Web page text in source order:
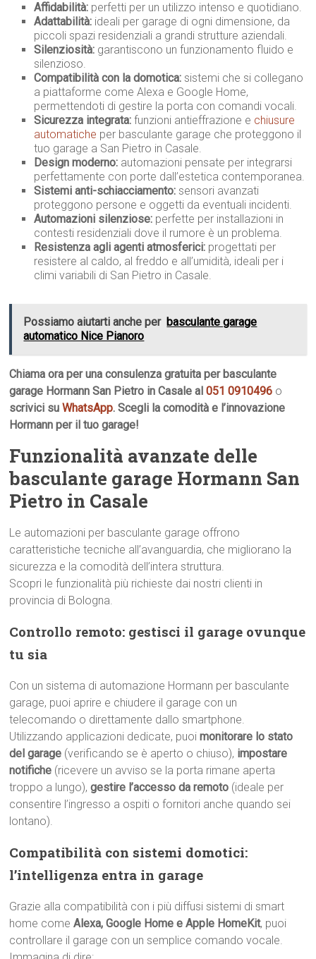
Affidabilità: perfetti per un utilizzo intenso e quotidiano.
Adattabilità: ideali per garage di ogni dimensione, da
piccoli spazi residenziali a grandi strutture aziendali.
Silenziosità: garantiscono un funzionamento fluido e
silenzioso.
Compatibilità con la domotica: sistemi che si collegano
a piattaforme come Alexa e Google Home,
permettendoti di gestire la porta con comandi vocali.
Sicurezza integrata: funzioni antieffrazione e chiusure
automatiche per basculante garage che proteggono il
tuo garage a San Pietro in Casale.
Design moderno: automazioni pensate per integrarsi
perfettamente con porte dall’estetica contemporanea.
Sistemi anti-schiacciamento: sensori avanzati
proteggono persone e oggetti da eventuali incidenti.
Automazioni silenziose: perfette per installazioni in
contesti residenziali dove il rumore è un problema.
Resistenza agli agenti atmosferici: progettati per
resistere al caldo, al freddo e all’umidità, ideali per i
climi variabili di San Pietro in Casale.
Possiamo aiutarti anche per basculante garage
automatico Nice Pianoro
Chiama ora per una consulenza gratuita per basculante
garage Hormann San Pietro in Casale al051 0910496 o
scrivici suWhatsApp. Scegli la comodità e l’innovazione
Hormann per il tuo garage!
Funzionalità avanzate delle
basculante garage Hormann San
Pietro in Casale
Le automazioni per basculante garage offrono
caratteristiche tecniche all’avanguardia, che migliorano la
sicurezza e la comodità dell’intera struttura.
Scopri le funzionalità più richieste dai nostri clienti in
provincia di Bologna.
Controllo remoto: gestisci il garage ovunque
tu sia
Con un sistema di automazione Hormann per basculante
garage, puoi aprire e chiudere il garage con un
telecomando o direttamente dallo smartphone.
Utilizzando applicazioni dedicate, puoimonitorare lo stato
del garage (verificando se è aperto o chiuso), impostare
notifiche (ricevere un avviso se la porta rimane aperta
troppo a lungo),gestire l’accesso da remoto (ideale per
consentire l’ingresso a ospiti o fornitori anche quando sei
lontano).
Compatibilità con sistemi domotici:
l’intelligenza entra in garage
Grazie alla compatibilità con i più diffusi sistemi di smart
home comeAlexa, Google Home e Apple HomeKit, puoi
controllare il garage con un semplice comando vocale.